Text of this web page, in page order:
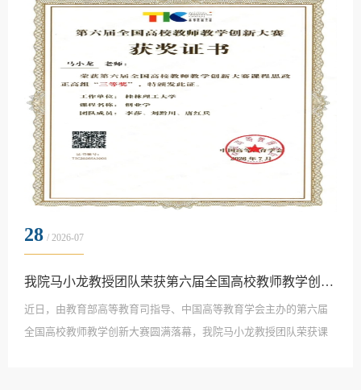
改革实践》，在7月18日至20日于我校召开的中国高等教育学会碳中
和与清洁能源教育专业委员会2026年学术年会上获评...
28 / 2026-07
我院马小龙教授团队荣获第六届全国高校教师教学创新大赛三等奖
近日，由教育部高等教育司指导、中国高等教育学会主办的第六届
全国高校教师教学创新大赛圆满落幕，我院马小龙教授团队荣获课